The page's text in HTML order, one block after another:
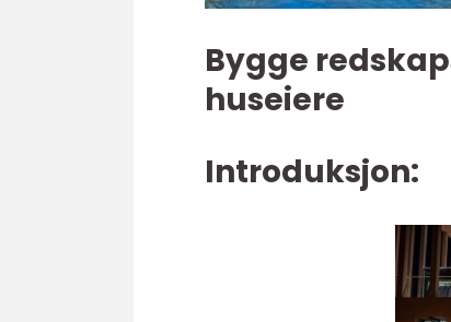
Bygge
huseiere
Introduksjon: